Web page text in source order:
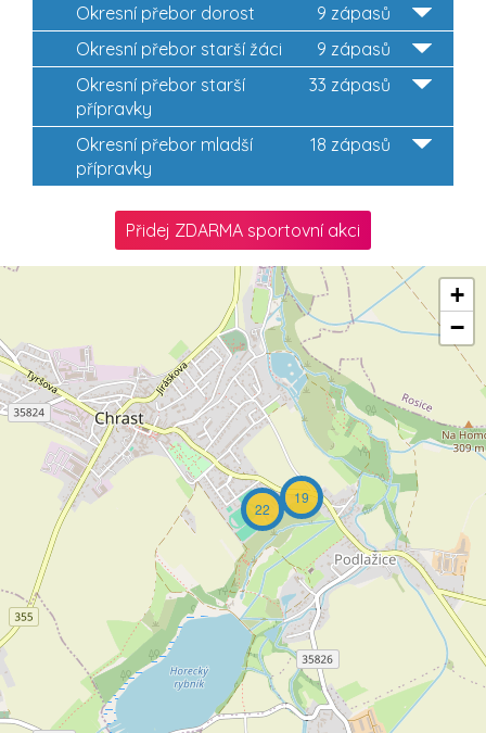
9 zápasů
Okresní přebor dorost
9 zápasů
Okresní přebor starší žáci
33 zápasů
Okresní přebor starší
přípravky
18 zápasů
Okresní přebor mladší
přípravky
Přidej ZDARMA sportovní akci
19
22
+
−